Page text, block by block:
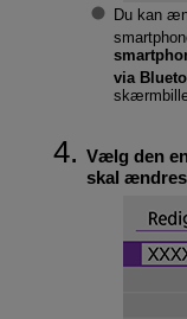
Du kan
via
Vælg den
skal